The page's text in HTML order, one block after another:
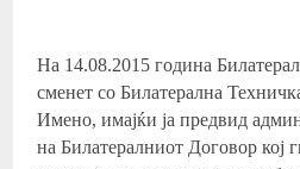
На 14.08.2015 година
сменет со Билатерална
Имено, имајќи ја предвид
на Билатералниот Договор кој